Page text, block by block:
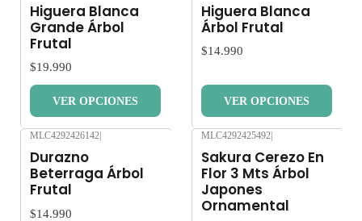
Higuera Blanca
Grande Árbol
Frutal
$19.990
VER OPCIONES
Higuera Blanca
Árbol Frutal
$14.990
VER OPCIONES
MLC4292426142
Durazno
Beterraga Árbol
Frutal
$14.990
MLC4292425492
Sakura Cerezo En
Flor 3 Mts Árbol
Japones
Ornamental